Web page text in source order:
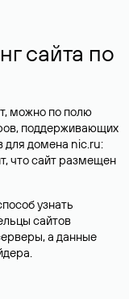
сайта по
можно по полю
поддерживающих
для домена nic.ru:
что сайт размещен
узнать
сайтов
а данные